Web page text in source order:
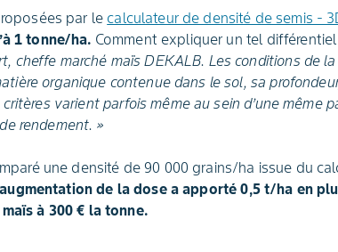
par le calculateur de densité de semis -
1 tonne/ha. Comment expliquer un tel différentiel
cheffe marché maïs DEKALB. Les conditions de
organique contenue dans le sol, sa
varient parfois même au sein d’une même
rendement. »
une densité de 90 000 grains/ha issue du
de la dose a apporté 0,5 t/ha en
à 300 € la tonne.